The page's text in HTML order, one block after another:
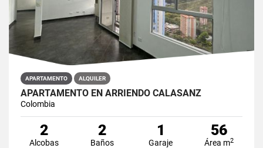
APARTAMENTO ALQUILER
APARTAMENTO EN ARRIENDO CALASANZ
Colombia
2
Alcobas
2
Baños
1
Garaje
56
Área m2